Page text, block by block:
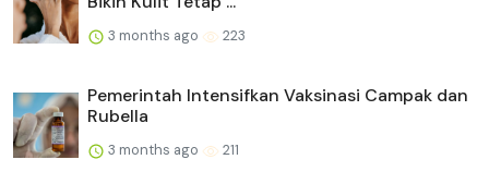
3 months ago 223
Pemerintah Intensifkan Vaksinasi Campak dan
Rubella
3 months ago 211